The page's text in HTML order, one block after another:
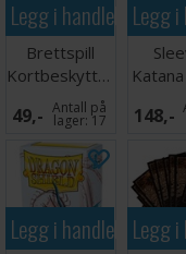
Legg i handlekurven
Brettspill
Kortbeskyttere
50stk
62x94mm
49,- Antall på
lager: 17
Legg
148,-
Legg i handlekurven
Legg